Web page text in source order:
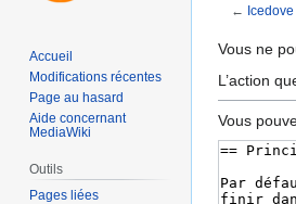
←
Sauter
à
navigation
Sauter
à
recherche
Vous ne
L’action
Vous
Accueil
Modifications récentes
Page au hasard
Aide concernant
MediaWiki
Outils
Pages liées